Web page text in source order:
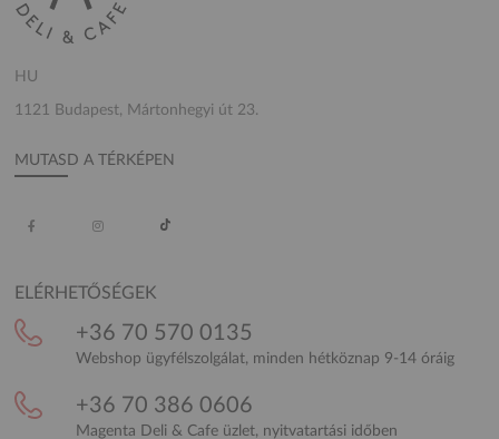
HU
1121 Budapest, Mártonhegyi út 23.
MUTASD A TÉRKÉPEN
ELÉRHETŐSÉGEK
+36 70 570 0135
Webshop ügyfélszolgálat, minden hétköznap 9-14 óráig
+36 70 386 0606
Magenta Deli & Cafe üzlet, nyitvatartási időben